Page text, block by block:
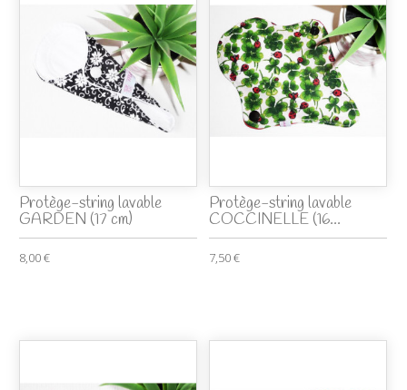
Protège-string lavable
GARDEN (17 cm)
8,00 €
Protège-string lavable
COCCINELLE (16...
7,50 €